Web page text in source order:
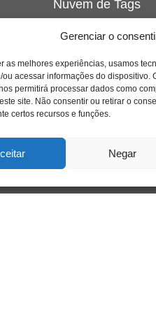
Gerenciar o
as melhores experiências, usamos
ou acessar informações do dispositivo.
permitirá processar dados como
site. Não consentir ou retirar o
certos recursos e funções.
Negar
Nuvem de Tags
crianca cuidado cultura
educação
freud infância insight
loucura luto maternidade
psicologia